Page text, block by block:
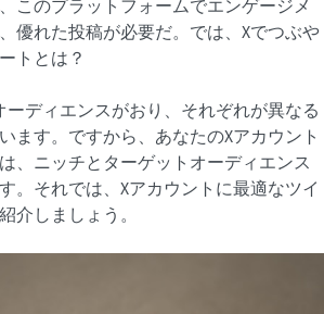
このプラットフォームでエンゲージメ
優れた投稿が必要だ。では、Xでつぶや
トとは？
ーディエンスがおり、それぞれが異なる
ます。ですから、あなたのXアカウント
、ニッチとターゲットオーディエンス
。それでは、Xアカウントに最適なツイ
介しましょう。